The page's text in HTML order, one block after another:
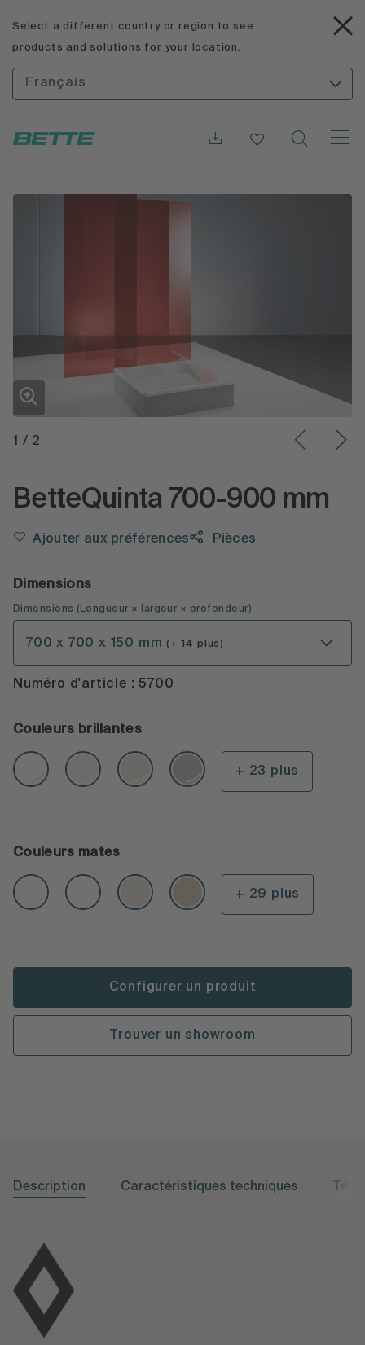
Select a different country or region to see
products and solutions for your location.
Français
1 / 2
BetteQuinta 700-900 mm
Ajouter aux préférences Pièces
Dimensions
Dimensions ( Longueur × largeur × profondeur)
700 x 700 x 150 mm (+ 14 plus)
Numéro d'article : 5700
Couleurs brillantes
+ 23 plus
Couleurs mates
+ 29 plus
Configurer un produit
Trouver un showroom
Description Caractéristiques techniques